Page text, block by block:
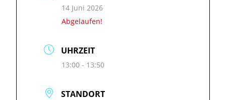
14 Juni 2026
Abgelaufen!
UHRZEIT
13:00 - 13:50
STANDORT